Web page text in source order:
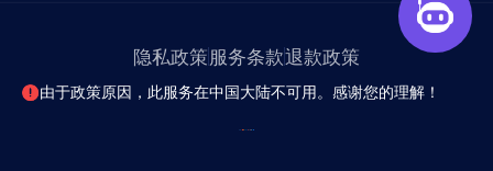
隐私政策服务条款退款政策
由于政策原因，此服务在中国大陆不可用。感谢您的理解！